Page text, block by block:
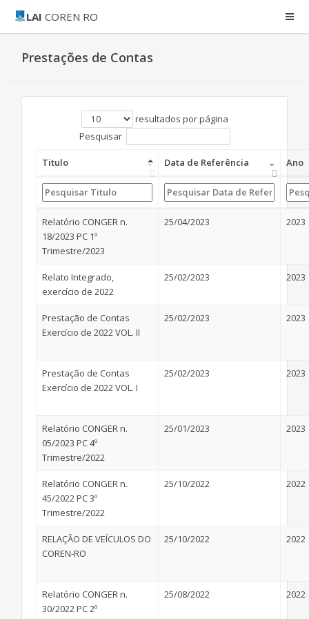
LAI COREN RO
Prestações de Contas
resultados por página
Pesquisar
Titulo Data de Referência Ano
Relatório CONGER n.
18/2023 PC 1º
Trimestre/2023
25/04/2023 2023
Relato Integrado,
exercício de 2022
25/02/2023 2023
Prestação de Contas
Exercício de 2022 VOL. II
25/02/2023 2023
Prestação de Contas
Exercício de 2022 VOL. I
25/02/2023 2023
Relatório CONGER n.
05/2023 PC 4º
Trimestre/2022
25/01/2023 2023
Relatório CONGER n.
45/2022 PC 3º
Trimestre/2022
25/10/2022 2022
RELAÇÃO DE VEÍCULOS DO
COREN-RO
25/10/2022 2022
Relatório CONGER n.
30/2022 PC 2º
25/08/2022 2022